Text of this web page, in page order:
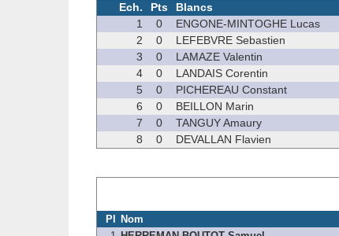
Ech. Pts Blancs
1
0 ENGONE-MINTOGHE Lucas
2
0 LEFEBVRE Sebastien
3
0 LAMAZE Valentin
4
0 LANDAIS Corentin
5
0 PICHEREAU Constant
6
0 BEILLON Marin
7
0 TANGUY Amaury
8
0 DEVALLAN Flavien
Pl Nom